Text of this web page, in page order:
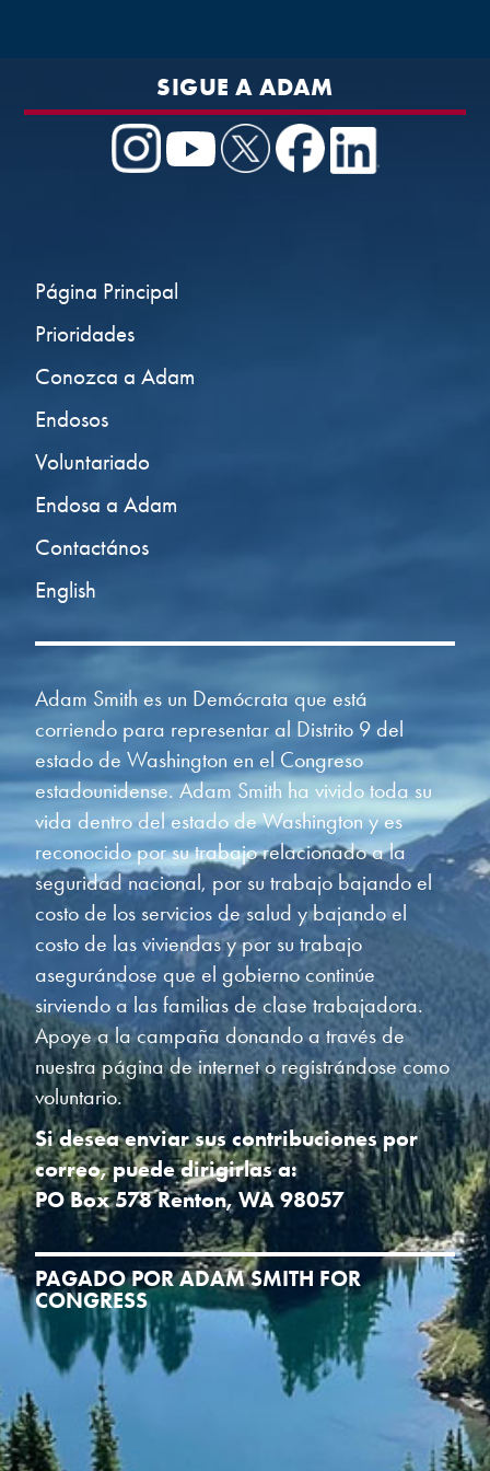
SIGUE A ADAM
Página Principal
Prioridades
Conozca a Adam
Endosos
Voluntariado
Endosa a Adam
Contactános
English
Adam Smith es un Demócrata que está
corriendo para representar al Distrito 9 del
estado de Washington en el Congreso
estadounidense. Adam Smith ha vivido toda su
vida dentro del estado de Washington y es
reconocido por su trabajo relacionado a la
seguridad nacional, por su trabajo bajando el
costo de los servicios de salud y bajando el
costo de las viviendas y por su trabajo
asegurándose que el gobierno continúe
sirviendo a las familias de clase trabajadora.
Apoye a la campaña donando a través de
nuestra página de internet o registrándose como
voluntario.
Si desea enviar sus contribuciones por
correo, puede dirigirlas a:
PO Box 578 Renton, WA 98057
PAGADO POR ADAM SMITH FOR
CONGRESS